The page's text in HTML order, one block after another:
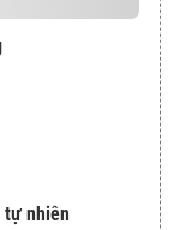
tự nhiên